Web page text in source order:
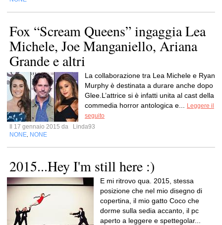
Fox “Scream Queens” ingaggia Lea
Michele, Joe Manganiello, Ariana
Grande e altri
La collaborazione tra Lea Michele e Ryan
Murphy è destinata a durare anche dopo
Glee.L’attrice si è infatti unita al cast della
commedia horror antologica e...
Leggere il
seguito
Il 17 gennaio 2015 da
Linda93
NONE NONE
2015...Hey I'm still here :)
E mi ritrovo qua. 2015, stessa
posizione che nel mio disegno di
copertina, il mio gatto Coco che
dorme sulla sedia accanto, il pc
aperto a leggere e spettegolar...